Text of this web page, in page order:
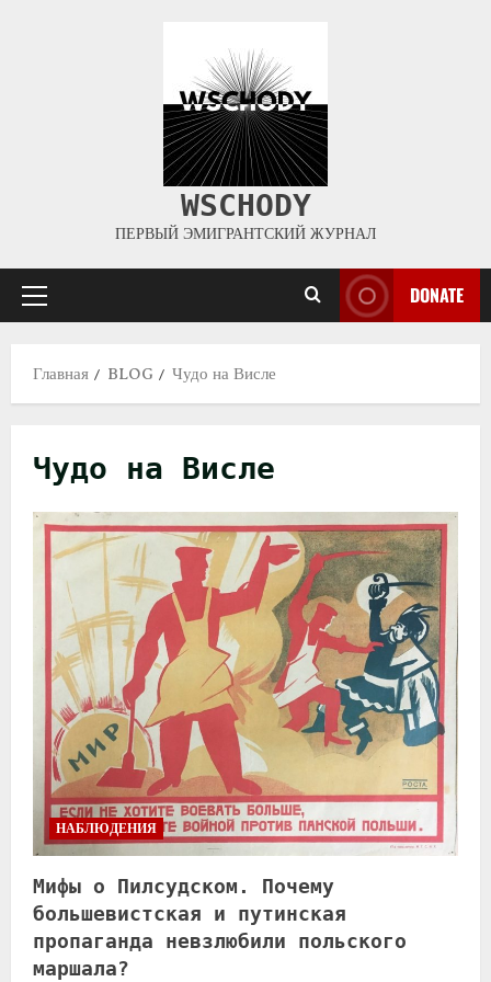
WSCHODY
ПЕРВЫЙ ЭМИГРАНТСКИЙ ЖУРНАЛ
DONATE
Главная BLOG Чудо на Висле
Чудо на Висле
НАБЛЮДЕНИЯ
Мифы о Пилсудском. Почему
большевистская и путинская
пропаганда невзлюбили польского
маршала?